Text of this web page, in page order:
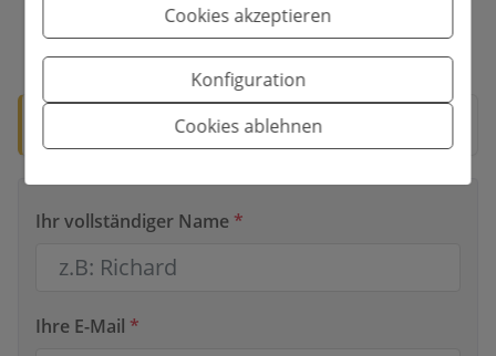
*Diese Angaben sind vorbehaltlich von Irrtümern und sind nicht
Bestandteil eines Vertrages. Das Angebot kann ohne vorherige
🛡️ Verifiziertes Eigentum
Dokumentation für den Notar bereit.
Ihr vollständiger Name *
Ihre E-Mail *
Cookies akzeptieren
Konfiguration
Cookies ablehnen